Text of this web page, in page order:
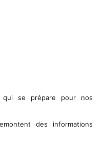
qui se prépare pour nos
des informations